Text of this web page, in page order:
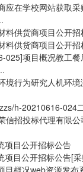
应在学校网站获取
料供货商项目公开
料供货商项目公开招
025]项目概况教工
境行为研究人机环
h-20210616-024
信招投标代理有限
项目公开招标公告
项目公开招标公告[
目概况web资源发布